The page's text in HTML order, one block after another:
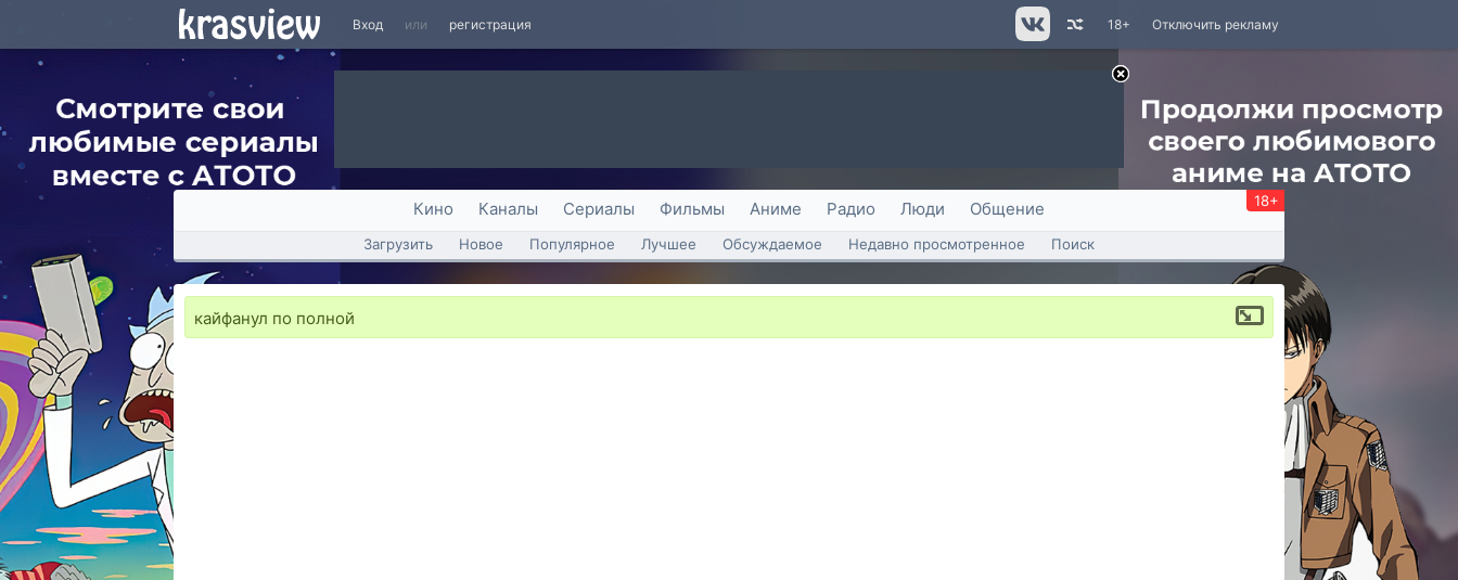
Вход или регистрация Отключить рекламу
18+
Кино Каналы Сериалы Фильмы Аниме Радио Люди Общение 18+
Загрузить Новое Популярное Лучшее Обсуждаемое Недавно просмотренное Поиск
кайфанул по полной